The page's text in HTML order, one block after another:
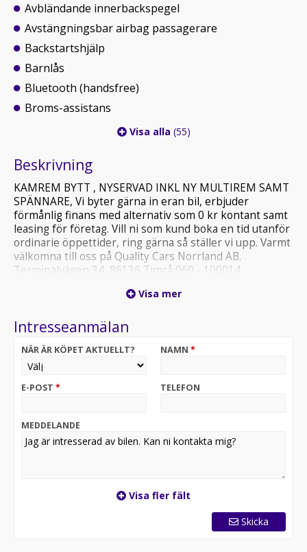
Avbländande innerbackspegel
Avstängningsbar airbag passagerare
Backstartshjälp
Barnlås
Bluetooth (handsfree)
Broms-assistans
Visa alla (55)
Beskrivning
KAMREM BYTT , NYSERVAD INKL NY MULTIREM SAMT
SPÄNNARE, Vi byter gärna in eran bil, erbjuder
förmånlig finans med alternativ som 0 kr kontant samt
leasing för företag. Vill ni som kund boka en tid utanför
ordinarie öppettider, ring gärna så ställer vi upp. Varmt
välkomna till oss på Quality Cars Norrland AB.
Terminalvägen 34, 86136 Timrå 060 - 100014
Visa mer
Intresseanmälan
NÄR ÄR KÖPET AKTUELLT? NAMN *
E-POST * TELEFON
MEDDELANDE
Visa fler fält
Skicka